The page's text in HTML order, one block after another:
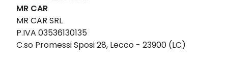
MR CAR
MR CAR SRL
P.IVA 03536130135
C.so Promessi Sposi 28, Lecco - 23900 (LC)